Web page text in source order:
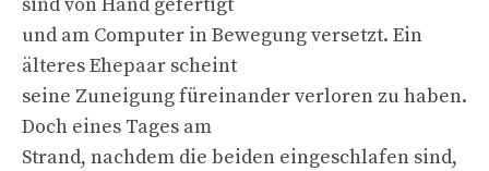
und am Computer in Bewegung versetzt. Ein
älteres Ehepaar scheint
seine Zuneigung füreinander verloren zu haben.
Doch eines Tages am
Strand, nachdem die beiden eingeschlafen sind,